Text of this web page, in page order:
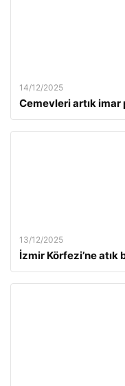
14/12/2025
Cemevleri artık imar
13/12/2025
İzmir Körfezi’ne atık